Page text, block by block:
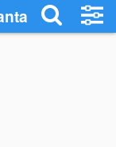
Cruz